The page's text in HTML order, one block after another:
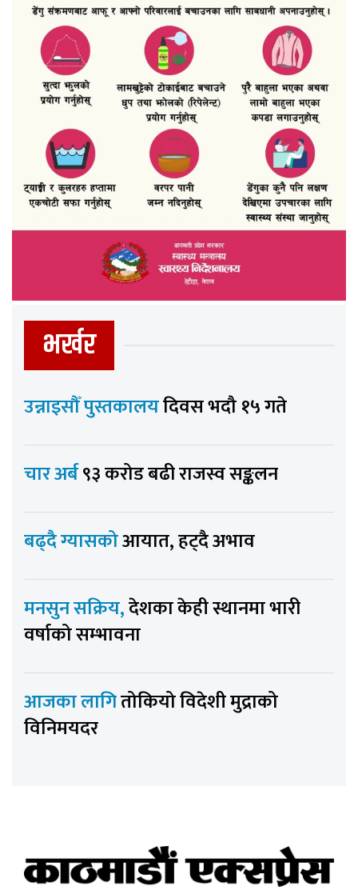
भर्खर
उन्नाइसौँ पुस्तकालयदिवस भदौ १५ गते
चार अर्ब९३ करोड बढी राजस्व सङ्कलन
बढ्दै ग्यासकोआयात, हट्दै अभाव
मनसुन सक्रिय,देशका केही स्थानमा भारी
वर्षाको सम्भावना
आजका लागितोकियो विदेशी मुद्राको
विनिमयदर